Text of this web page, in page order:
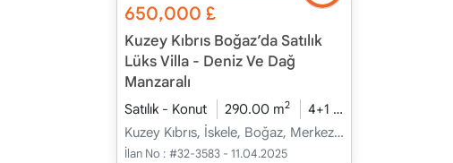
650,000 £
Kuzey Kıbrıs Boğaz’da Satılık
Lüks Villa - Deniz Ve Dağ
Manzaralı
Satılık - Konut 290.00 m2 4+1
Kuzey Kıbrıs, İskele, Boğaz, Merkez - Merkez
İlan No : #32-3583 - 11.04.2025